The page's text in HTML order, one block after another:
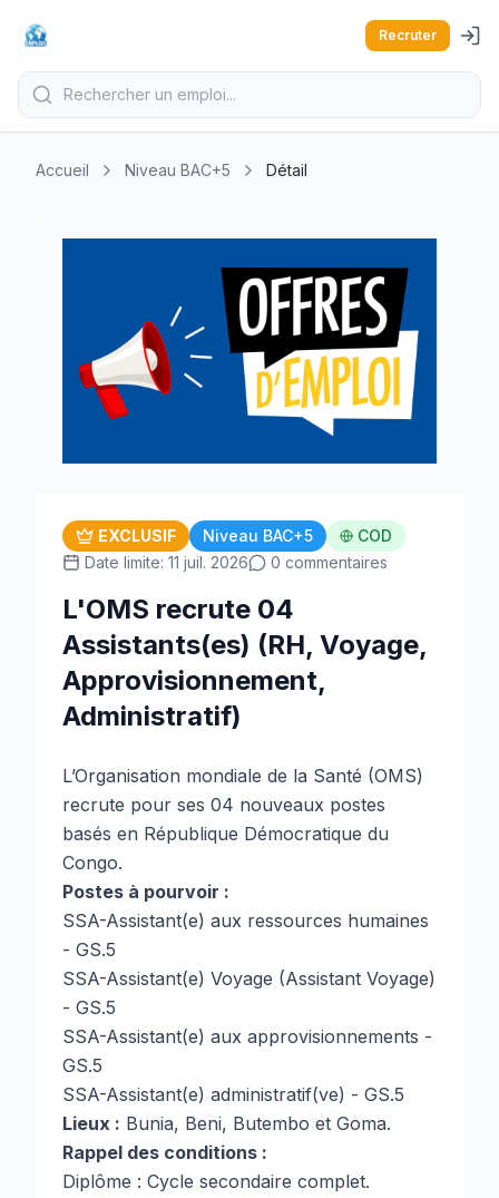
Recruter
Accueil Niveau BAC+5 Détail
EXCLUSIF Niveau BAC+5
COD
Date limite: 11 juil. 2026
0 commentaires
L'OMS recrute 04
Assistants(es) (RH, Voyage,
Approvisionnement,
Administratif)
L’Organisation mondiale de la Santé (OMS)
recrute pour ses 04 nouveaux postes
basés en République Démocratique du
Congo.
Postes à pourvoir :
SSA-Assistant(e) aux ressources humaines
- GS.5
SSA-Assistant(e) Voyage (Assistant Voyage)
- GS.5
SSA-Assistant(e) aux approvisionnements -
GS.5
SSA-Assistant(e) administratif(ve) - GS.5
Lieux : Bunia, Beni, Butembo et Goma.
Rappel des conditions :
Diplôme : Cycle secondaire complet.